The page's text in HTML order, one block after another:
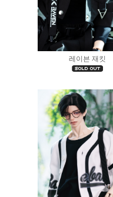
레이븐 재킷